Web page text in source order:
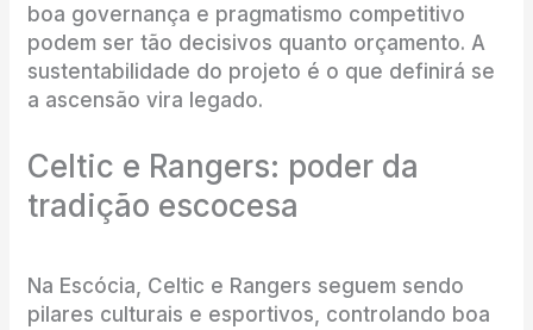
boa governança e pragmatismo competitivo
podem ser tão decisivos quanto orçamento. A
sustentabilidade do projeto é o que definirá se
a ascensão vira legado.
Celtic e Rangers: poder da
tradição escocesa
Na Escócia, Celtic e Rangers seguem sendo
pilares culturais e esportivos, controlando boa